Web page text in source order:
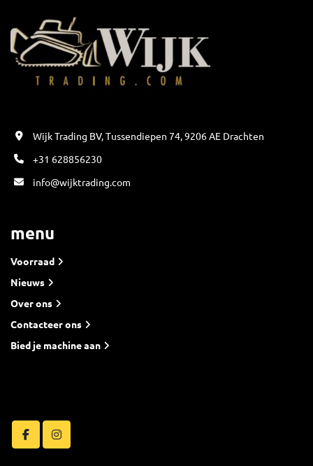
facebookinstagram
Wijk Trading BV, Tussendiepen 74, 9206 AE Drachten
+31 628856230
info@wijktrading.com
menu
Voorraad
Nieuws
Over ons
Contacteer ons
Bied je machine aan